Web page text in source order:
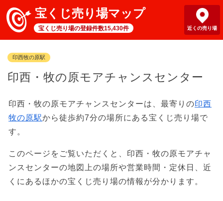
宝くじ売り場マップ
宝くじ売り場の登録件数15,430件 近くの売り場
印西牧の原駅
印西・牧の原モアチャンスセンター
印西・牧の原モアチャンスセンターは、最寄りの印西
牧の原駅から徒歩約7分の場所にある宝くじ売り場で
す。
このページをご覧いただくと、印西・牧の原モアチャ
ンスセンターの地図上の場所や営業時間・定休日、近
くにあるほかの宝くじ売り場の情報が分かります。